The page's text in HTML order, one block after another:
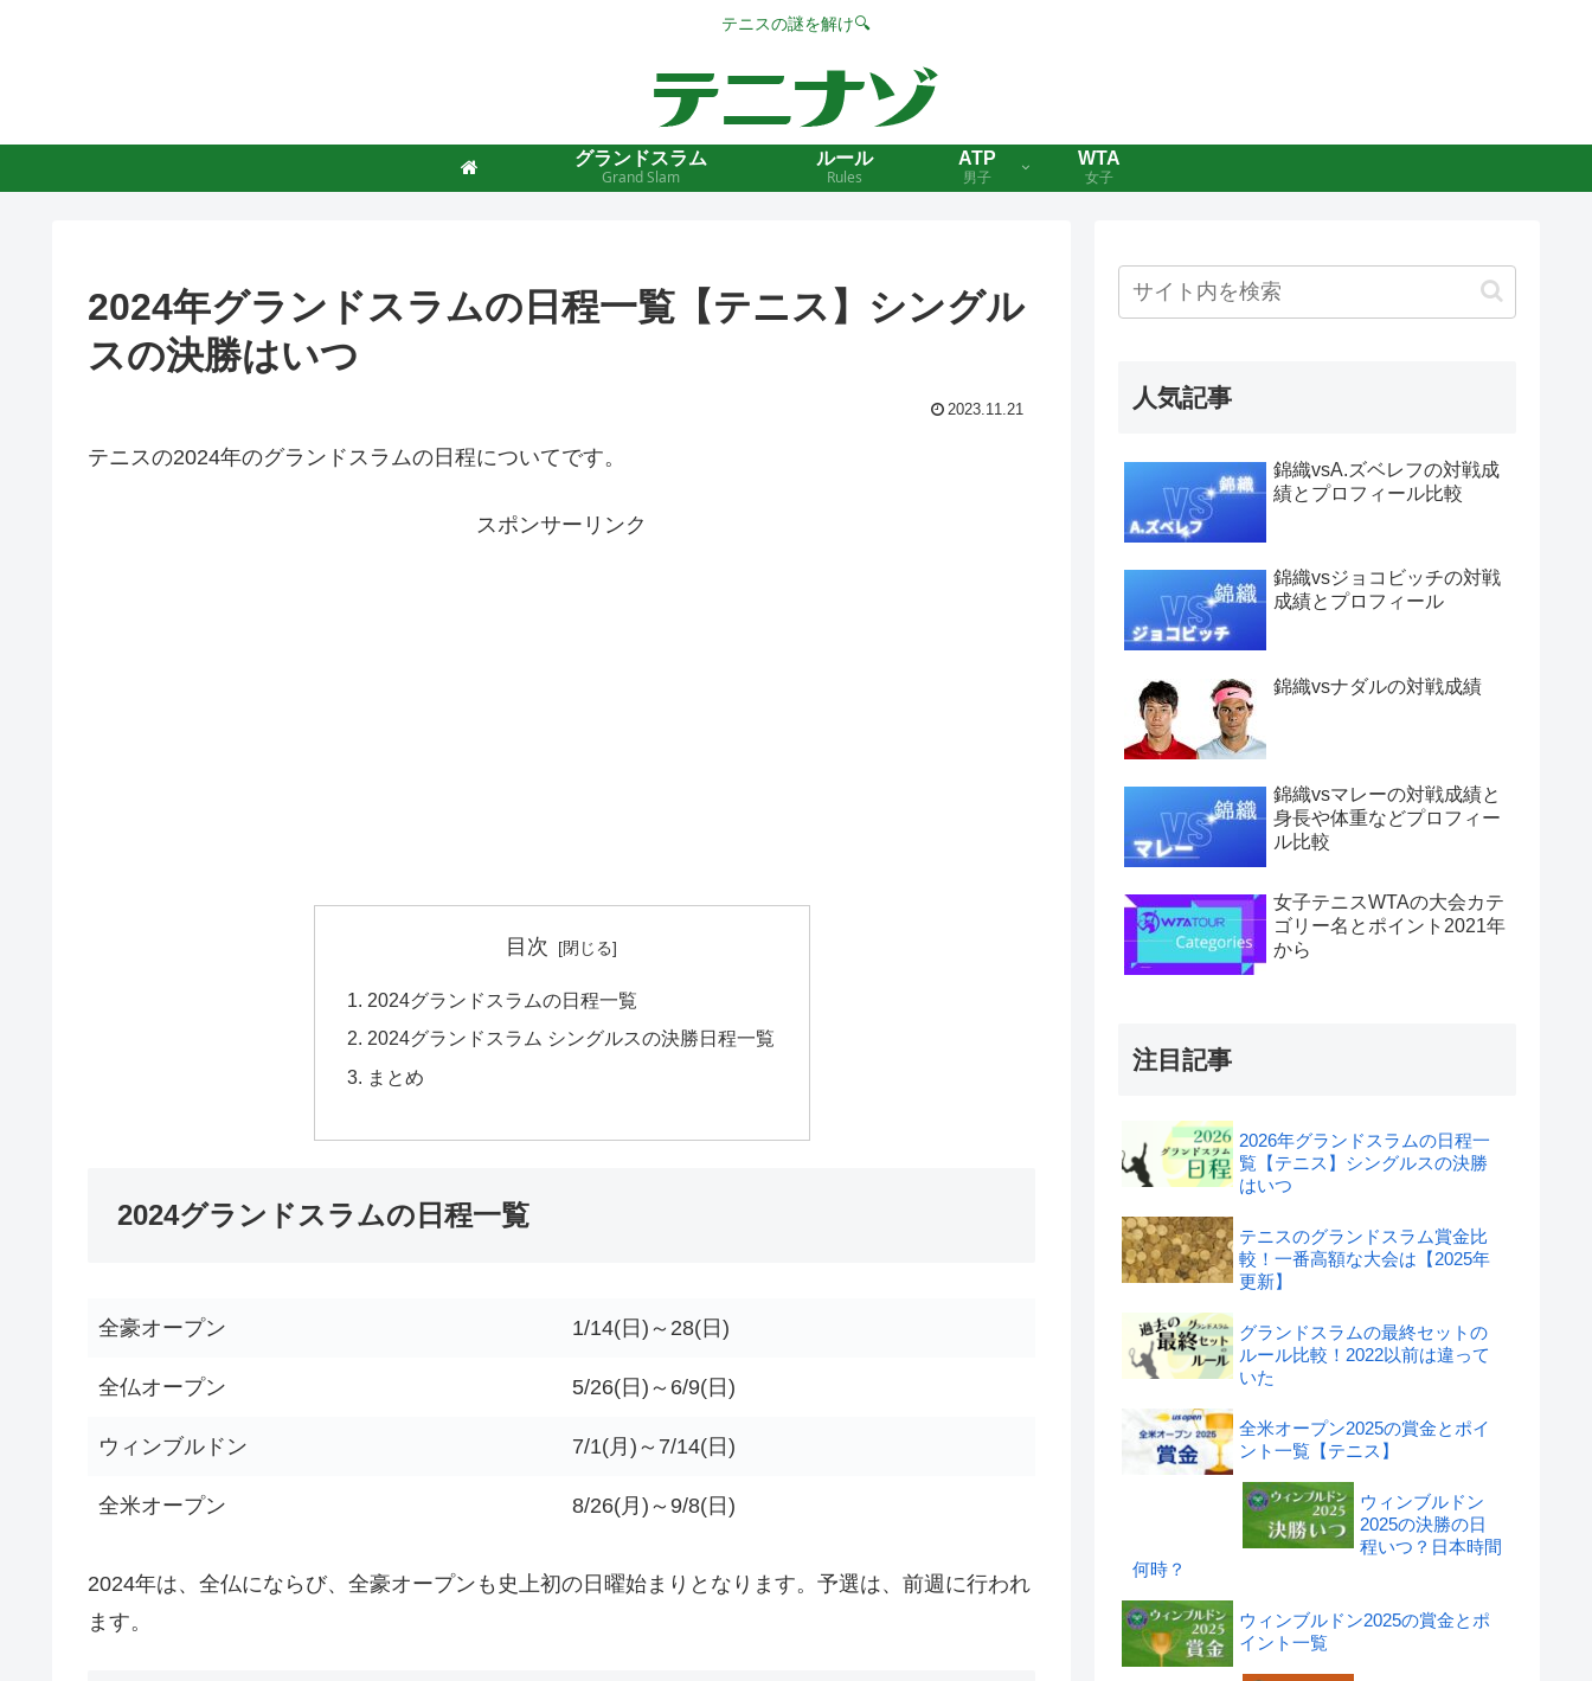
テニスの謎を解け🔍
グランドスラム
Grand Slam
ルール
Rules
ATP
男子
WTA
女子
2024年グランドスラムの日程一覧【テニス】シングル
スの決勝はいつ
2023.11.21
テニスの2024年のグランドスラムの日程についてです。
スポンサーリンク
目次
2024グランドスラムの日程一覧
2024グランドスラム シングルスの決勝日程一覧
まとめ
2024グランドスラムの日程一覧
全豪オープン 1/14(日)～28(日)
全仏オープン 5/26(日)～6/9(日)
ウィンブルドン 7/1(月)～7/14(日)
全米オープン 8/26(月)～9/8(日)
2024年は、全仏にならび、全豪オープンも史上初の日曜始まりとなります。予選は、前週に行われ
ます。
人気記事
錦織vsA.ズベレフの対戦成
績とプロフィール比較
錦織vsジョコビッチの対戦
成績とプロフィール
錦織vsナダルの対戦成績
錦織vsマレーの対戦成績と
身長や体重などプロフィー
ル比較
女子テニスWTAの大会カテ
ゴリー名とポイント2021年
から
注目記事
2026年グランドスラムの日程一
覧【テニス】シングルスの決勝
はいつ
テニスのグランドスラム賞金比
較！一番高額な大会は【2025年
更新】
グランドスラムの最終セットの
ルール比較！2022以前は違って
いた
全米オープン2025の賞金とポイ
ント一覧【テニス】
ウィンブルドン
2025の決勝の日
程いつ？日本時間
何時？
ウィンブルドン2025の賞金とポ
イント一覧